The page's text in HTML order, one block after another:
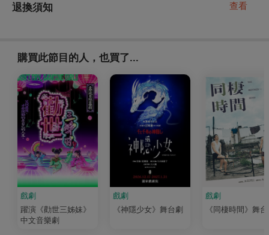
退換須知 查看
購買此節目的人，也買了...
戲劇
躍演《勸世三姊妹》
中文音樂劇
戲劇
《神隱少女》舞台劇
戲劇
《同棲時間》舞